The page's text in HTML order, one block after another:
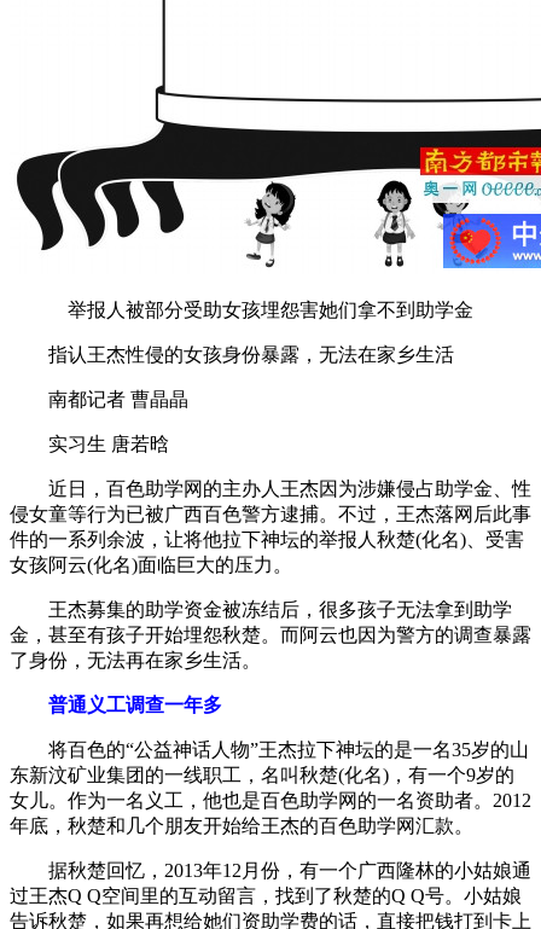
举报人被部分受助女孩埋怨害她们拿不到助学金
指认王杰性侵的女孩身份暴露，无法在家乡生活
南都记者 曹晶晶
实习生 唐若晗
近日，百色助学网的主办人王杰因为涉嫌侵占助学金、性
侵女童等行为已被广西百色警方逮捕。不过，王杰落网后此事
件的一系列余波，让将他拉下神坛的举报人秋楚(化名)、受害
女孩阿云(化名)面临巨大的压力。
王杰募集的助学资金被冻结后，很多孩子无法拿到助学
金，甚至有孩子开始埋怨秋楚。而阿云也因为警方的调查暴露
了身份，无法再在家乡生活。
普通义工调查一年多
将百色的“公益神话人物”王杰拉下神坛的是一名35岁的山
东新汶矿业集团的一线职工，名叫秋楚(化名)，有一个9岁的
女儿。作为一名义工，他也是百色助学网的一名资助者。2012
年底，秋楚和几个朋友开始给王杰的百色助学网汇款。
据秋楚回忆，2013年12月份，有一个广西隆林的小姑娘通
过王杰Q Q空间里的互动留言，找到了秋楚的Q Q号。小姑娘
告诉秋楚，如果再想给她们资助学费的话，直接把钱打到卡上